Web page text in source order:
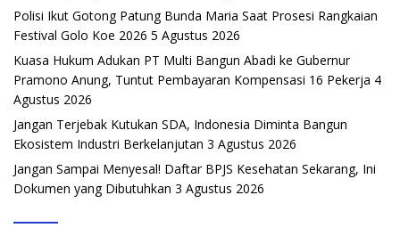
Polisi Ikut Gotong Patung Bunda Maria Saat Prosesi Rangkaian
Festival Golo Koe 2026 5 Agustus 2026
Kuasa Hukum Adukan PT Multi Bangun Abadi ke Gubernur
Pramono Anung, Tuntut Pembayaran Kompensasi 16 Pekerja 4
Agustus 2026
Jangan Terjebak Kutukan SDA, Indonesia Diminta Bangun
Ekosistem Industri Berkelanjutan 3 Agustus 2026
Jangan Sampai Menyesal! Daftar BPJS Kesehatan Sekarang, Ini
Dokumen yang Dibutuhkan 3 Agustus 2026